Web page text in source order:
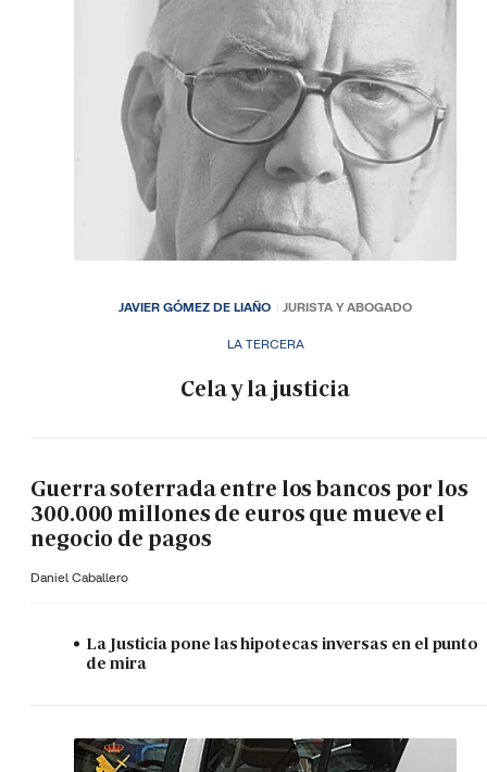
LA TERCERA
Cela y la justicia
JAVIER GÓMEZ DE LIAÑO JURISTA Y ABOGADO
Guerra soterrada entre los bancos por los
300.000 millones de euros que mueve el
negocio de pagos
Daniel Caballero
La Justicia pone las hipotecas inversas en el punto
de mira